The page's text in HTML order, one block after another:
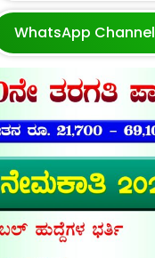
WhatsApp Channel